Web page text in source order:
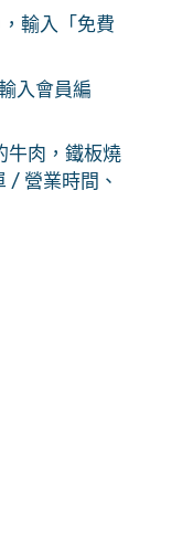
輸入「免費
入會員編
牛肉，鐵板燒
/ 營業時間、